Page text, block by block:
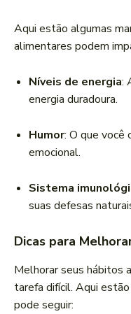
Aqui estão algumas
alimentares podem
Níveis de energia:
energia duradoura.
Humor: O que você
emocional.
Sistema
suas defesas
Dicas para
Melhorar seus hábitos
tarefa difícil. Aqui
pode seguir: